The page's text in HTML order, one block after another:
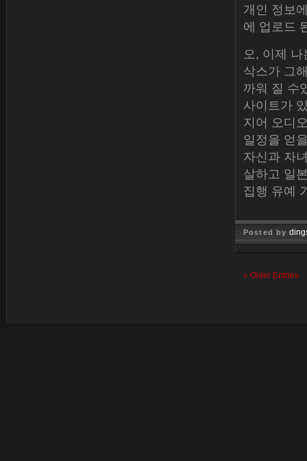
개인 정보
에 업로드
오, 이제
삭스가 그
까워 질 수
사이트가
지어 오디
일정을 얻
자신과 자
살하고 일
집행 유예
Posted by
« Older Entries